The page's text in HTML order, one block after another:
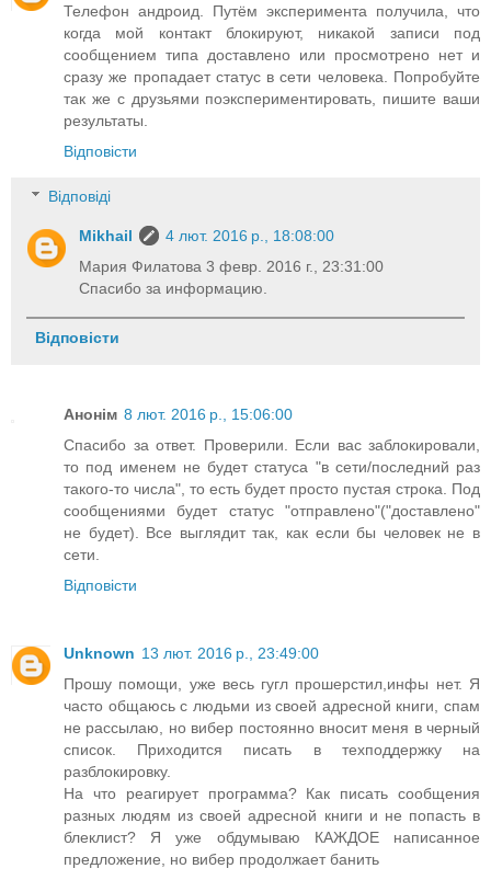
Телефон андроид. Путём эксперимента получила, что
когда мой контакт блокируют, никакой записи под
сообщением типа доставлено или просмотрено нет и
сразу же пропадает статус в сети человека. Попробуйте
так же с друзьями поэкспериментировать, пишите ваши
результаты.
Відповісти
Відповіді
Mikhail
4 лют. 2016 р., 18:08:00
Мария Филатова 3 февр. 2016 г., 23:31:00
Спасибо за информацию.
Відповісти
Анонім 8 лют. 2016 р., 15:06:00
Спасибо за ответ. Проверили. Если вас заблокировали,
то под именем не будет статуса "в сети/последний раз
такого-то числа", то есть будет просто пустая строка. Под
сообщениями будет статус "отправлено"("доставлено"
не будет). Все выглядит так, как если бы человек не в
сети.
Відповісти
Unknown 13 лют. 2016 р., 23:49:00
Прошу помощи, уже весь гугл прошерстил,инфы нет. Я
часто общаюсь с людьми из своей адресной книги, спам
не рассылаю, но вибер постоянно вносит меня в черный
список. Приходится писать в техподдержку на
разблокировку.
На что реагирует программа? Как писать сообщения
разных людям из своей адресной книги и не попасть в
блеклист? Я уже обдумываю КАЖДОЕ написанное
предложение, но вибер продолжает банить